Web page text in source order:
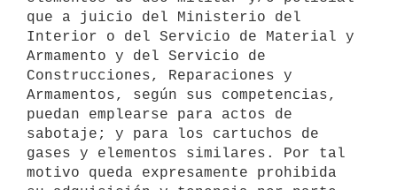
que a juicio del Ministerio del
Interior o del Servicio de Material y
Armamento y del Servicio de
Construcciones, Reparaciones y
Armamentos, según sus competencias,
puedan emplearse para actos de
sabotaje; y para los cartuchos de
gases y elementos similares. Por tal
motivo queda expresamente prohibida